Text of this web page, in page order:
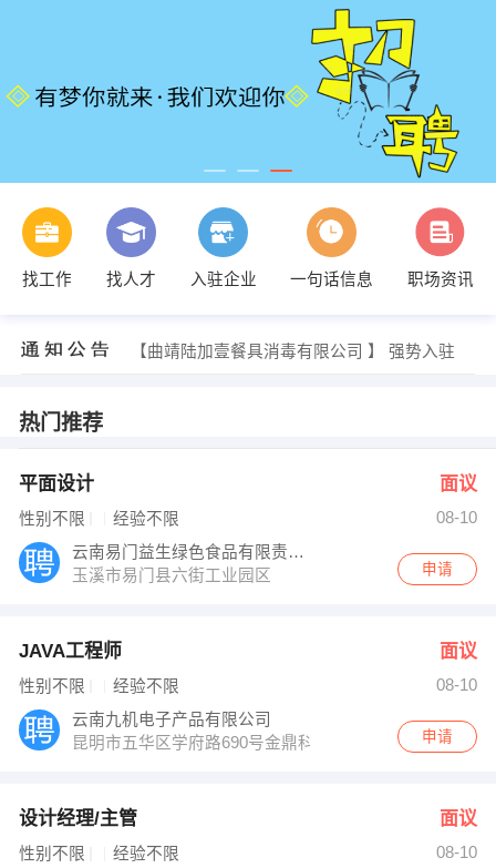
找工作 找人才 入驻企业 一句话信息 职场资讯
发布 [电气工程师 ] 招聘信息
【昆明市五华区国宏建材经营部 】 强势入驻
【昭通阳光文具 】 强势入驻
【曲靖陆加壹餐具消毒有限公司 】 强势入驻
【昆明市五华区国宏建材经营部 】 强势入驻
热门推荐
平面设计 面议
性别不限 经验不限
08-10
云南易门益生绿色食品有限责任公司
玉溪市易门县六街工业园区
申请
JAVA工程师 面议
性别不限 经验不限
08-10
云南九机电子产品有限公司
昆明市五华区学府路690号金鼎科技园三号标准厂房五楼
申请
设计经理/主管 面议
性别不限 经验不限
08-10